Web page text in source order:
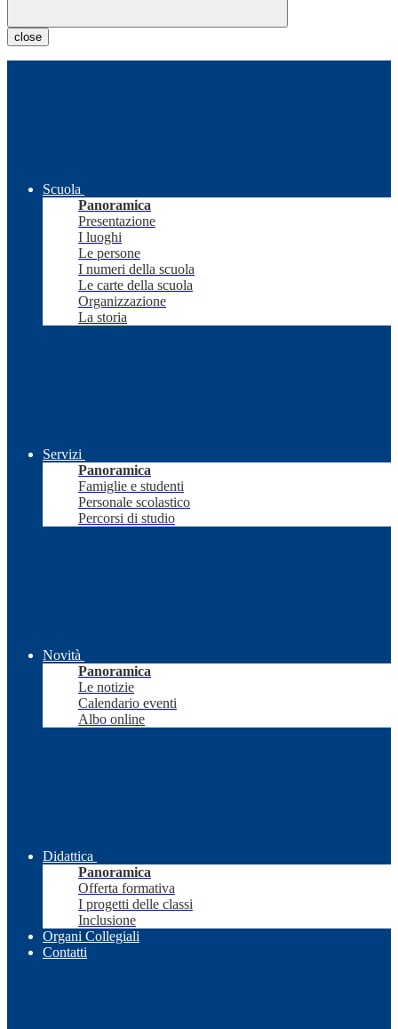
close
Scuola
Panoramica
Presentazione
I luoghi
Le persone
I numeri della scuola
Le carte della scuola
Organizzazione
La storia
Servizi
Panoramica
Famiglie e studenti
Personale scolastico
Percorsi di studio
Novità
Panoramica
Le notizie
Calendario eventi
Albo online
Didattica
Panoramica
Offerta formativa
I progetti delle classi
Inclusione
Organi Collegiali
Contatti